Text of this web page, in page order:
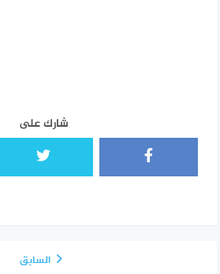
شارك على
السابق